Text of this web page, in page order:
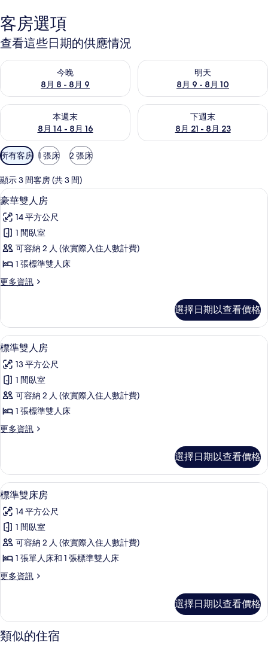
客房選項
查看這些日期的供應情況
今晚
8月 8 - 8月 9
查看今晚 (8月 8 - 8月 9) 的供應情況
明天
8月 9 - 8月 10
查看明天 (8月 9 - 8月 10) 的供
本週末
8月 14 - 8月 16
查看本週末 (8月 14 - 8月 16) 的供應情況
下週末
8月 21 - 8月 23
查看下週末 (8月 21 - 8月 23)
可
用
的
客
房
篩
選
條
所有客房 1 張床 2 張床
顯示 3 間客房 (共 3 間)
顯
示
豪
華
雙
房
所
有
相
片
6
豪華雙人房
14 平方公尺
1 間臥室
可容納 2 人 (依實際入住人數計費)
1 張標準雙人床
更多資訊
更
雙
人
房
詳
情
選擇日期以查看價格
顯
示
標
準
雙
房
所
有
相
片
6
標準雙人房
13 平方公尺
1 間臥室
可容納 2 人 (依實際入住人數計費)
1 張標準雙人床
更多資訊
更
雙
人
房
詳
情
選擇日期以查看價格
顯
示
標
準
雙
房
所
有
相
8
標準雙床房
14 平方公尺
1 間臥室
可容納 2 人 (依實際入住人數計費)
1 張單人床和 1 張標準雙人床
更多資訊
更
雙
床
房
選擇日期以查看價格
類似的住宿